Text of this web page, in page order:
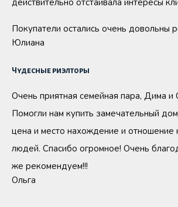
Покупатели остались очень довольны
Юлиана
Чудесные риэлторы
Очень приятная семейная пара, Дима и
Помогли нам купить замечательный
цена и место нахождение и отношение
людей. Спасибо огромное! Очень
же рекомендуем!!!
Ольга